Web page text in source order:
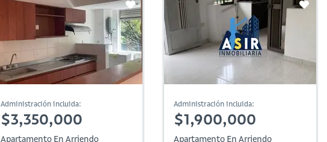
Administración incluida:
$3,350,000
Apartamento En Arriendo
Administración incluida:
$1,900,000
Apartamento En Arriendo